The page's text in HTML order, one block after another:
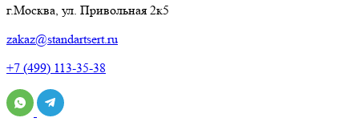
г.Москва, ул. Привольная 2к5
zakaz@standartsert.ru
+7 (499) 113-35-38